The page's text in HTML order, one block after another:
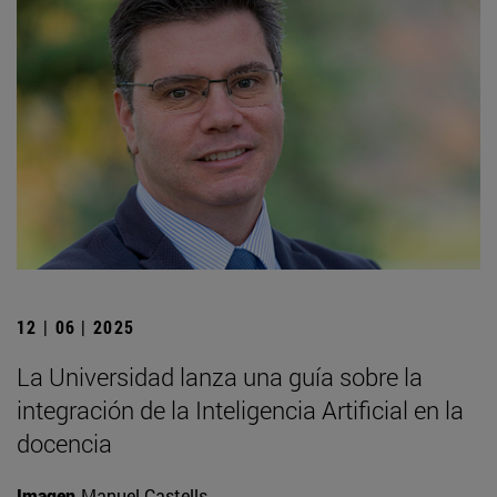
12 | 06 | 2025
La Universidad lanza una guía sobre la
integración de la Inteligencia Artificial en la
docencia